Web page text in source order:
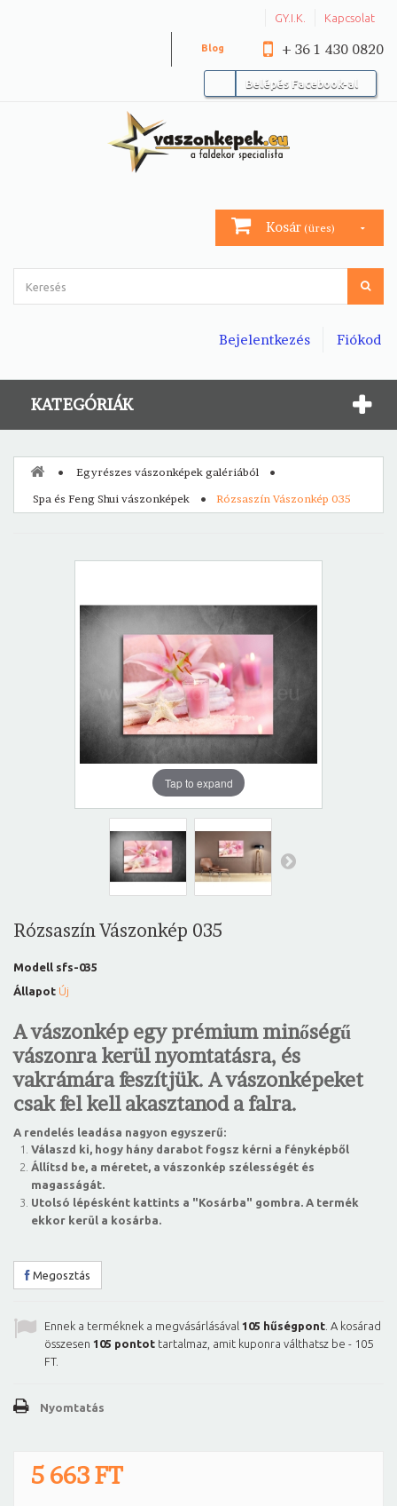
GY.I.K. Kapcsolat
+ 36 1 430 0820
Blog
Belépés Facebook-al
Kosár (üres)
Fiókod
Bejelentkezés
KATEGÓRIÁK
Egyrészes vászonképek galériából
Spa és Feng Shui vászonképek
Rózsaszín Vászonkép 035
Tap to expand
Rózsaszín Vászonkép 035
Modell sfs-035
Állapot Új
A vászonkép egy prémium minőségű
vászonra kerül nyomtatásra, és
vakrámára feszítjük. A vászonképeket
csak fel kell akasztanod a falra.
A rendelés leadása nagyon egyszerű:
Válaszd ki, hogy hány darabot fogsz kérni a fényképből
Állítsd be, a méretet, a vászonkép szélességét és
magasságát.
Utolsó lépésként kattints a "Kosárba" gombra. A termék
ekkor kerül a kosárba.
Megosztás
Ennek a terméknek a megvásárlásával 105 hűségpont . A kosárad
összesen 105 pontot tartalmaz, amit kuponra válthatsz be - 105
FT.
Nyomtatás
5 663 FT